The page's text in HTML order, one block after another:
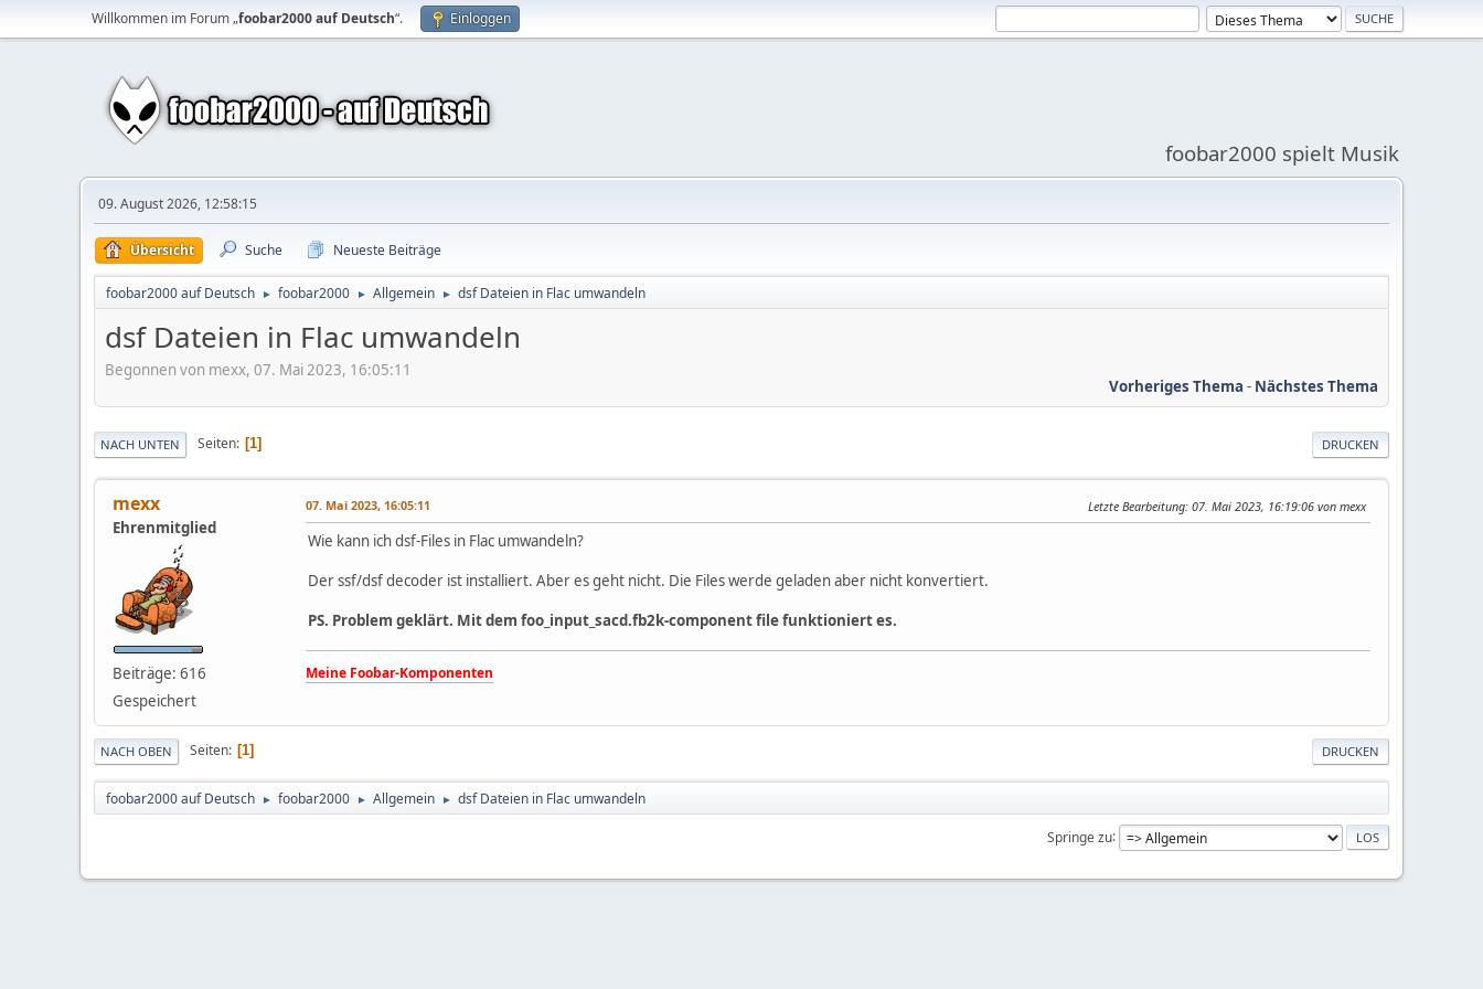
Willkommen im Forum „foobar2000 auf Deutsch“. Einloggen
foobar2000 spielt Musik
09. August 2026, 12:58:15
Übersicht Suche Neueste Beiträge
foobar2000 auf Deutsch ► foobar2000 ► Allgemein ► dsf Dateien in Flac umwandeln
dsf Dateien in Flac umwandeln
Begonnen von mexx, 07. Mai 2023, 16:05:11
Vorheriges Thema - Nächstes Thema
DRUCKEN
NACH UNTEN Seiten 1
mexx
Ehrenmitglied
Beiträge: 616
Gespeichert
07. Mai 2023, 16:05:11 Letzte Bearbeitung: 07. Mai 2023, 16:19:06 von mexx
Wie kann ich dsf-Files in Flac umwandeln?
Der ssf/dsf decoder ist installiert. Aber es geht nicht. Die Files werde geladen aber nicht konvertiert.
PS. Problem geklärt. Mit dem foo_input_sacd.fb2k-component file funktioniert es.
Meine Foobar-Komponenten
DRUCKEN
NACH OBEN Seiten 1
foobar2000 auf Deutsch ► foobar2000 ► Allgemein ► dsf Dateien in Flac umwandeln
Springe zu